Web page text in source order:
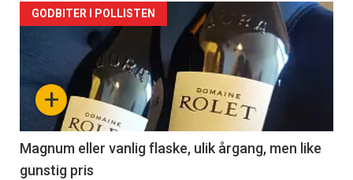
Forsiden
akkurat
nå
3
+
GODBITER I POLLISTEN
Magnum eller vanlig flaske, ulik årgang, men like
gunstig pris